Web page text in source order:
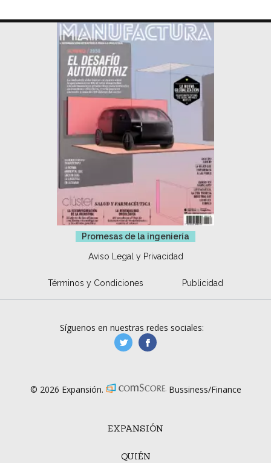
Promesas de la ingeniería
Aviso Legal y Privacidad
Términos y Condiciones Publicidad
EXPANSIÓN
QUIÉN
Síguenos en nuestras redes sociales:
manufacturaGE
© 2026 Expansión. Bussiness/Finance